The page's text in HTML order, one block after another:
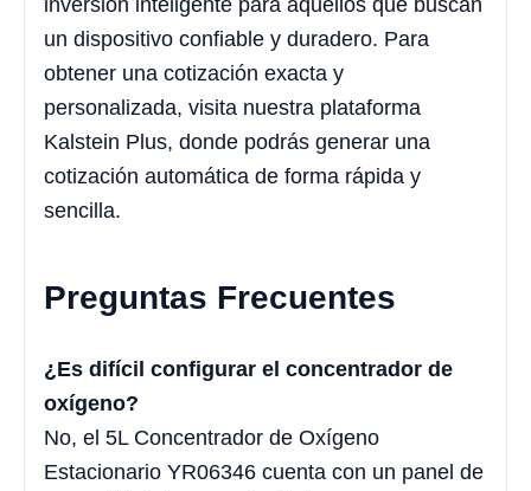
un dispositivo confiable y duradero. Para
obtener una cotización exacta y
personalizada, visita nuestra plataforma
Kalstein Plus, donde podrás generar una
cotización automática de forma rápida y
sencilla.
Preguntas Frecuentes
¿Es difícil configurar el concentrador de
oxígeno?
No, el 5L Concentrador de Oxígeno
Estacionario YR06346 cuenta con un panel de